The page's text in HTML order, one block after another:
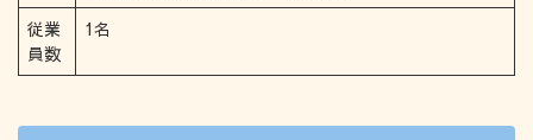
従業
員数
1名